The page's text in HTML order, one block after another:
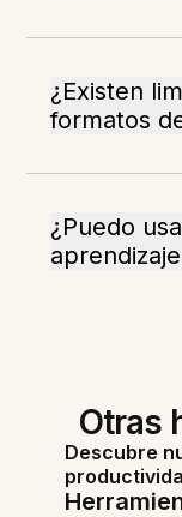
¿Existen
formatos
¿Puedo
Otras
Descubre